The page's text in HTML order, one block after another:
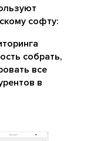
софту:
собрать,
все
в